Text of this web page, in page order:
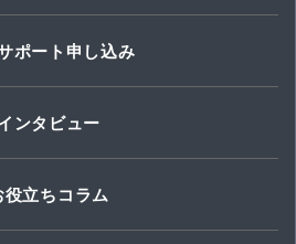
ポート申し込み
ンタビュー
役立ちコラム